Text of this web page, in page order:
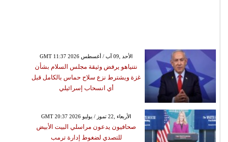
GMT 11:37 2026 الأحد ,09 آب / أغسطس
نتنياهو يرفض وثيقة مجلس السلام بشأن
غزة ويشترط نزع سلاح حماس بالكامل قبل
أي انسحاب إسرائيلي
GMT 20:37 2026 الأربعاء ,22 تموز / يوليو
صحافيون يدعون مراسلي البيت الأبيض
للتصدي لضغوط إدارة ترمب